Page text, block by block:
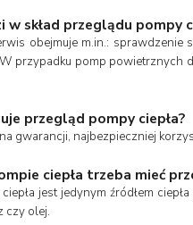
w skład przeglądu pompy
obejmuje m.in.: sprawdzenie
przypadku pomp powietrznych
przegląd pompy ciepła?
gwarancji, najbezpieczniej
ciepła trzeba mieć
jest jedynym źródłem
czy olej.